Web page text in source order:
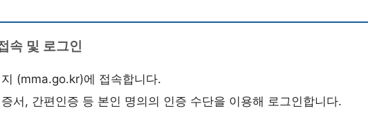
속 및 로그인
(mma.go.kr)에 접속합니다.
서, 간편인증 등 본인 명의의 인증 수단을 이용해 로그인합니다.